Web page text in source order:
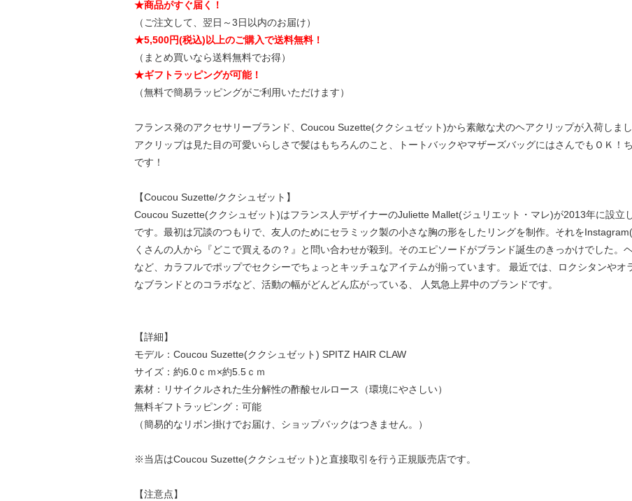
★商品がすぐ届く！
（ご注文して、翌日～3日以内のお届け）
★5,500円(税込)以上のご購入で送料無料！
（まとめ買いなら送料無料でお得）
★ギフトラッピングが可能！
（無料で簡易ラッピングがご利用いただけます）
フランス発のアクセサリーブランド、Coucou Suzette(ククシュゼット)から素敵な犬のヘアクリップが入荷しま
アクリップは見た目の可愛いらしさで髪はもちろんのこと、トートバックやマザーズバッグにはさんでもＯＫ！
です！
【Coucou Suzette/ククシュゼット】
Coucou Suzette(ククシュゼット)はフランス人デザイナーのJuliette Mallet(ジュリエット・マレ)が2013年に設立
です。最初は冗談のつもりで、友人のためにセラミック製の小さな胸の形をしたリングを制作。それを
くさんの人から『どこで買えるの？』と問い合わせが殺到。そのエピソードがブランド誕生のきっかけでした。
など、カラフルでポップでセクシーでちょっとキッチュなアイテムが揃っています。 最近では、ロクシタンやオ
なブランドとのコラボなど、活動の幅がどんどん広がっている、 人気急上昇中のブランドです。
【詳細】
モデル：Coucou Suzette(ククシュゼット) SPITZ HAIR CLAW
サイズ：約6.0ｃｍ×約5.5ｃｍ
素材：リサイクルされた生分解性の酢酸セルロース（環境にやさしい）
無料ギフトラッピング：可能
（簡易的なリボン掛けでお届け、ショップバックはつきません。）
※当店はCoucou Suzette(ククシュゼット)と直接取引を行う正規販売店です。
【注意点】